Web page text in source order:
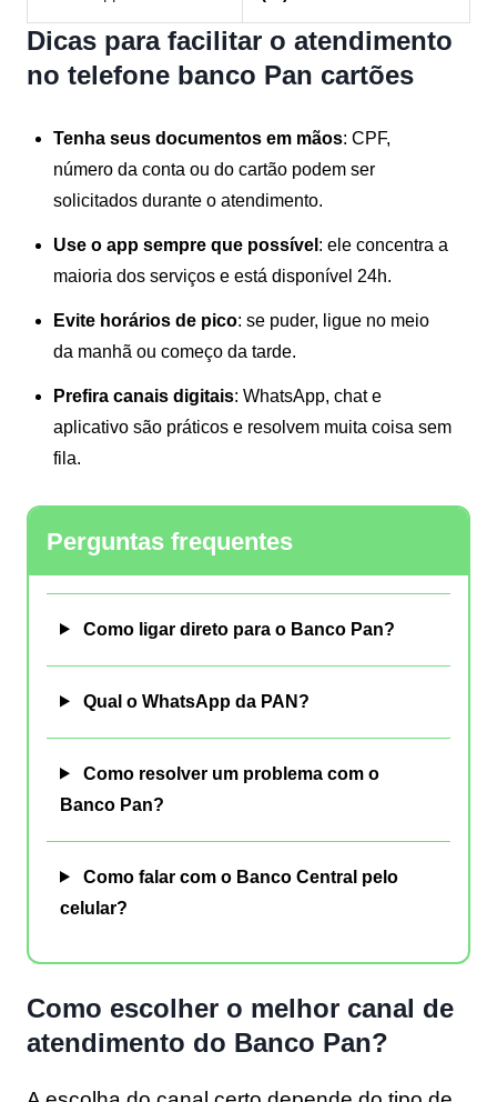
Dicas para facilitar o atendimento
no telefone banco Pan cartões
Tenha seus documentos em mãos: CPF,
número da conta ou do cartão podem ser
solicitados durante o atendimento.
Use o app sempre que possível : ele concentra a
maioria dos serviços e está disponível 24h.
Evite horários de pico: se puder, ligue no meio
da manhã ou começo da tarde.
Prefira canais digitais: WhatsApp, chat e
aplicativo são práticos e resolvem muita coisa sem
fila.
Perguntas frequentes
Como ligar direto para o Banco Pan?
Qual o WhatsApp da PAN?
Como resolver um problema com o
Banco Pan?
Como falar com o Banco Central pelo
celular?
Como escolher o melhor canal de
atendimento do Banco Pan?